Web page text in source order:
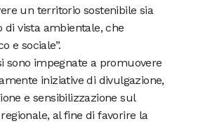
un territorio sostenibile sia
di vista ambientale, che
e sociale”.
sono impegnate a promuovere
iniziative di divulgazione,
e sensibilizzazione sul
al fine di favorire la